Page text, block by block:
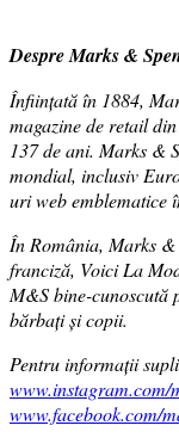
Despre Marks &
Înființată în 1884,
magazine de retail
137 de ani. Marks &
mondial, inclusiv
uri web emblematice
În România, Marks &
franciză, Voici La
M&S bine-cunoscută
bărbați și copii.
Pentru informații
www.instagram.com/
www.facebook.com/